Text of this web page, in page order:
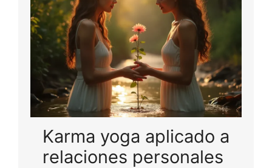
Karma yoga aplicado a
relaciones personales